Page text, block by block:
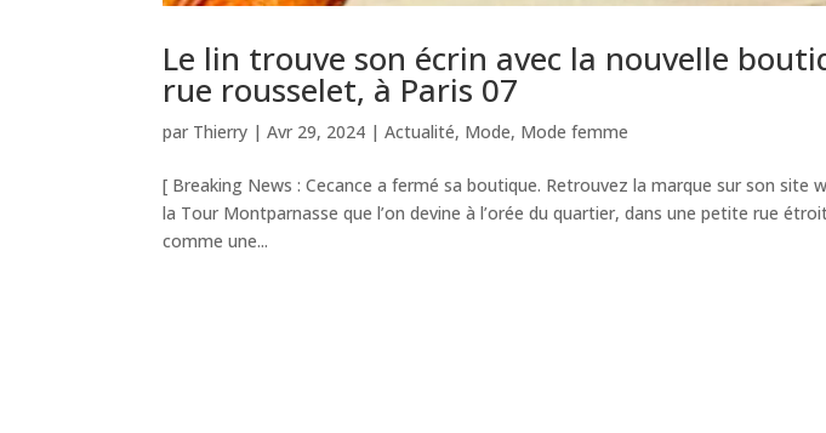
Le lin trouve son écrin avec la nouvelle
rue rousselet, à Paris 07
par Thierry |Avr 29, 2024 |Actualité, Mode, Mode femme
[ Breaking News : Cecance a fermé sa boutique. Retrouvez la marque sur son site
la Tour Montparnasse que l’on devine à l’orée du quartier, dans une petite rue
comme une...